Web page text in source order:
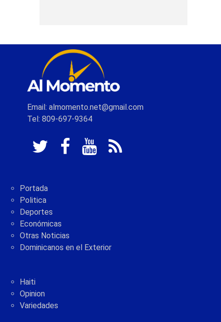
Email: almomento.net@gmail.com
Tel: 809-697-9364
Portada
Politica
Deportes
Económicas
Otras Noticias
Dominicanos en el Exterior
Haiti
Opinion
Variedades